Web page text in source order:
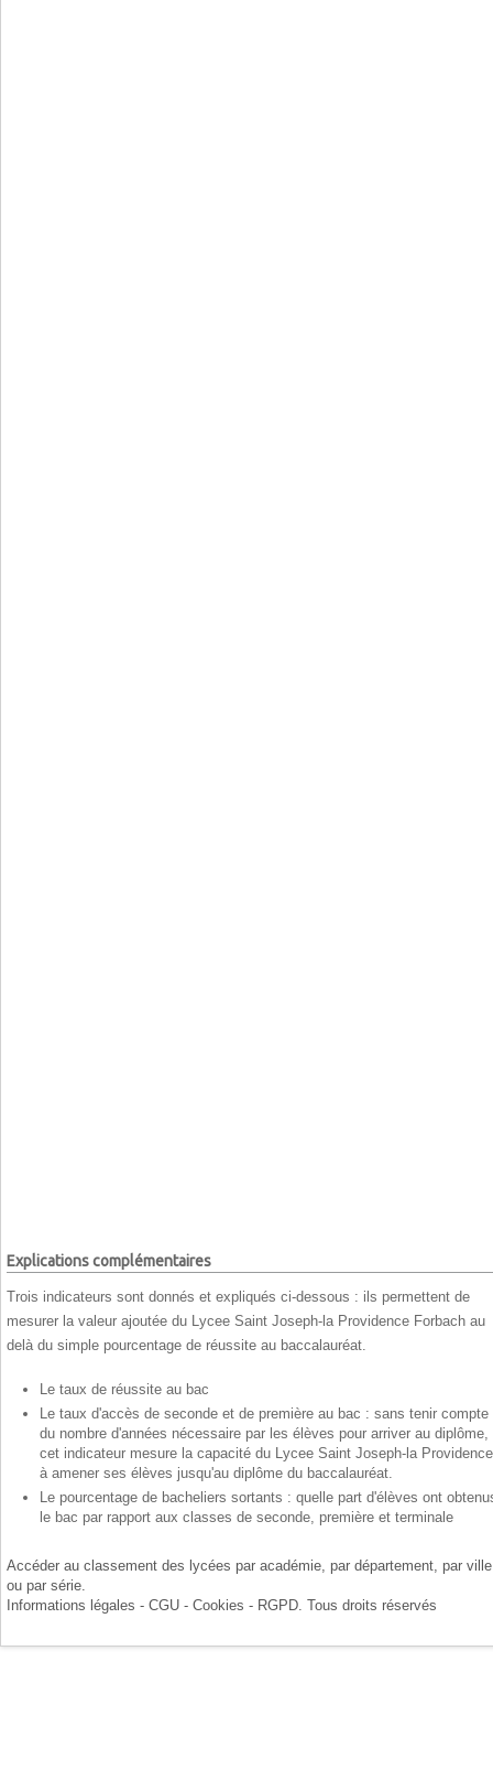
Explications complémentaires
Trois indicateurs sont donnés et expliqués ci-dessous : ils permettent de
mesurer la valeur ajoutée du Lycee Saint Joseph-la Providence Forbach au
delà du simple pourcentage de réussite au baccalauréat.
Le taux de réussite au bac
Le taux d'accès de seconde et de première au bac : sans tenir compte
du nombre d'années nécessaire par les élèves pour arriver au diplôme,
cet indicateur mesure la capacité du Lycee Saint Joseph-la Providence
à amener ses élèves jusqu'au diplôme du baccalauréat.
Le pourcentage de bacheliers sortants : quelle part d'élèves ont
le bac par rapport aux classes de seconde, première et terminale
Accéder au classement des lycées par académie, par département, par ville
ou par série.
Informations légales - CGU - Cookies - RGPD. Tous droits réservés